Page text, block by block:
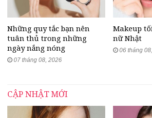
Những quy tắc bạn nên
tuân thủ trong những
ngày nắng nóng
07 tháng 08, 2026
Makeup
nữ Nhật
06 tháng
CẬP NHẬT MỚI